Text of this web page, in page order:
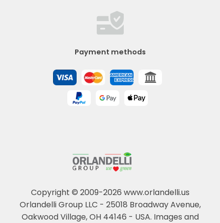
Copyright © 2009-2026 www.orlandelli.us
Orlandelli Group LLC - 25018 Broadway Avenue,
Oakwood Village, OH 44146 - USA. Images and
Payment methods